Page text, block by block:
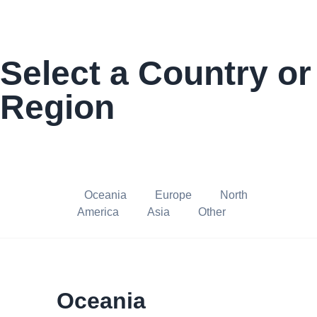
Select a Country or
Region
Oceania Europe
North
America
Asia Other
Oceania